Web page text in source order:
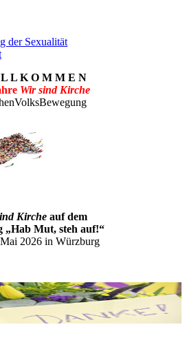
der Sexualität
L K O M M E N
Wir sind Kirche
Kirche auf dem
„Hab Mut, steh auf!“
2026 in Würzburg